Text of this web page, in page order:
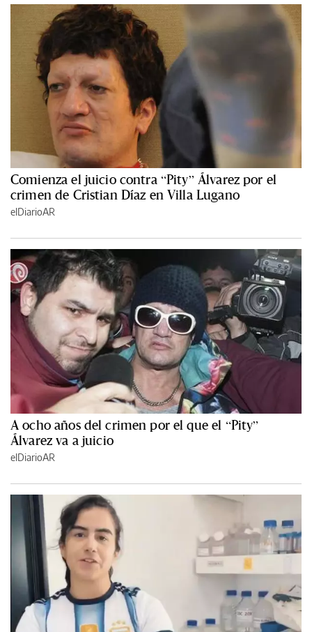
Comienza el juicio contra “Pity” Álvarez por el
crimen de Cristian Díaz en Villa Lugano
elDiarioAR
A ocho años del crimen por el que el “Pity”
Álvarez va a juicio
elDiarioAR